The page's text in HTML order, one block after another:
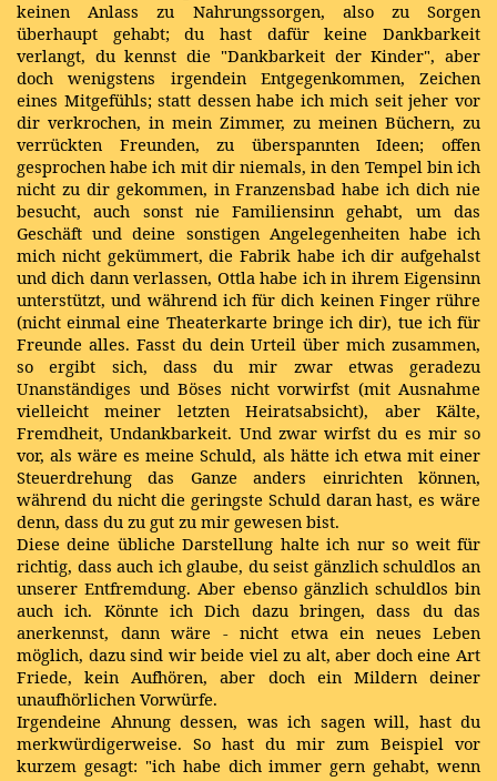
keinen Anlass zu Nahrungssorgen, also zu Sorgen
überhaupt gehabt; du hast dafür keine Dankbarkeit
verlangt, du kennst die "Dankbarkeit der Kinder", aber
doch wenigstens irgendein Entgegenkommen, Zeichen
eines Mitgefühls; statt dessen habe ich mich seit jeher vor
dir verkrochen, in mein Zimmer, zu meinen Büchern, zu
verrückten Freunden, zu überspannten Ideen; offen
gesprochen habe ich mit dir niemals, in den Tempel bin ich
nicht zu dir gekommen, in Franzensbad habe ich dich nie
besucht, auch sonst nie Familiensinn gehabt, um das
Geschäft und deine sonstigen Angelegenheiten habe ich
mich nicht gekümmert, die Fabrik habe ich dir aufgehalst
und dich dann verlassen, Ottla habe ich in ihrem Eigensinn
unterstützt, und während ich für dich keinen Finger rühre
(nicht einmal eine Theaterkarte bringe ich dir), tue ich für
Freunde alles. Fasst du dein Urteil über mich zusammen,
so ergibt sich, dass du mir zwar etwas geradezu
Unanständiges und Böses nicht vorwirfst (mit Ausnahme
vielleicht meiner letzten Heiratsabsicht), aber Kälte,
Fremdheit, Undankbarkeit. Und zwar wirfst du es mir so
vor, als wäre es meine Schuld, als hätte ich etwa mit einer
Steuerdrehung das Ganze anders einrichten können,
während du nicht die geringste Schuld daran hast, es wäre
denn, dass du zu gut zu mir gewesen bist.
Diese deine übliche Darstellung halte ich nur so weit für
richtig, dass auch ich glaube, du seist gänzlich schuldlos an
unserer Entfremdung. Aber ebenso gänzlich schuldlos bin
auch ich. Könnte ich Dich dazu bringen, dass du das
anerkennst, dann wäre - nicht etwa ein neues Leben
möglich, dazu sind wir beide viel zu alt, aber doch eine Art
Friede, kein Aufhören, aber doch ein Mildern deiner
unaufhörlichen Vorwürfe.
Irgendeine Ahnung dessen, was ich sagen will, hast du
merkwürdigerweise. So hast du mir zum Beispiel vor
kurzem gesagt: "ich habe dich immer gern gehabt, wenn